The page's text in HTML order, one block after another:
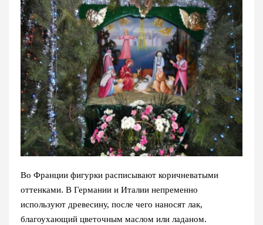
Во Франции фигурки расписывают коричневатыми
оттенками. В Германии и Италии непременно
используют древесину, после чего наносят лак,
благоухающий цветочным маслом или ладаном.